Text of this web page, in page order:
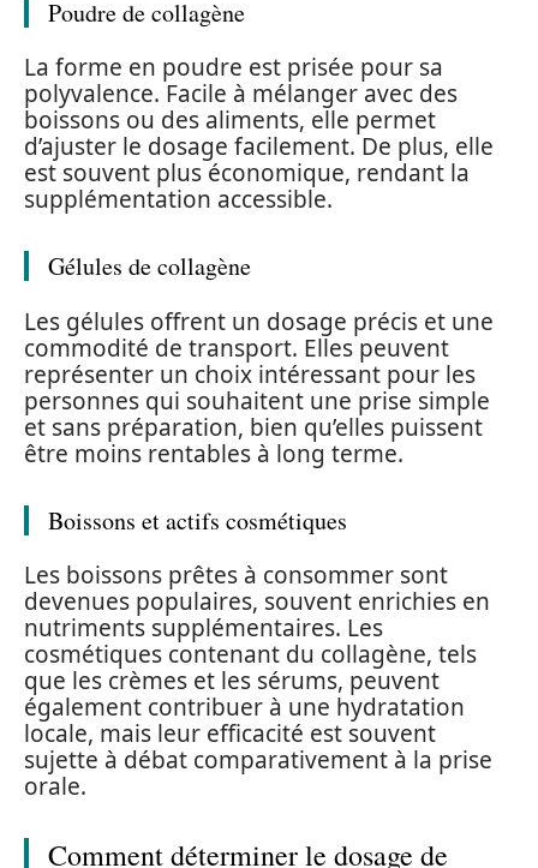
Poudre de collagène
La forme en poudre est prisée pour sa
polyvalence. Facile à mélanger avec des
boissons ou des aliments, elle permet
d’ajuster le dosage facilement. De plus, elle
est souvent plus économique, rendant la
supplémentation accessible.
Gélules de collagène
Les gélules offrent un dosage précis et une
commodité de transport. Elles peuvent
représenter un choix intéressant pour les
personnes qui souhaitent une prise simple
et sans préparation, bien qu’elles puissent
être moins rentables à long terme.
Boissons et actifs cosmétiques
Les boissons prêtes à consommer sont
devenues populaires, souvent enrichies en
nutriments supplémentaires. Les
cosmétiques contenant du collagène, tels
que les crèmes et les sérums, peuvent
également contribuer à une hydratation
locale, mais leur efficacité est souvent
sujette à débat comparativement à la prise
orale.
Comment déterminer le dosage de